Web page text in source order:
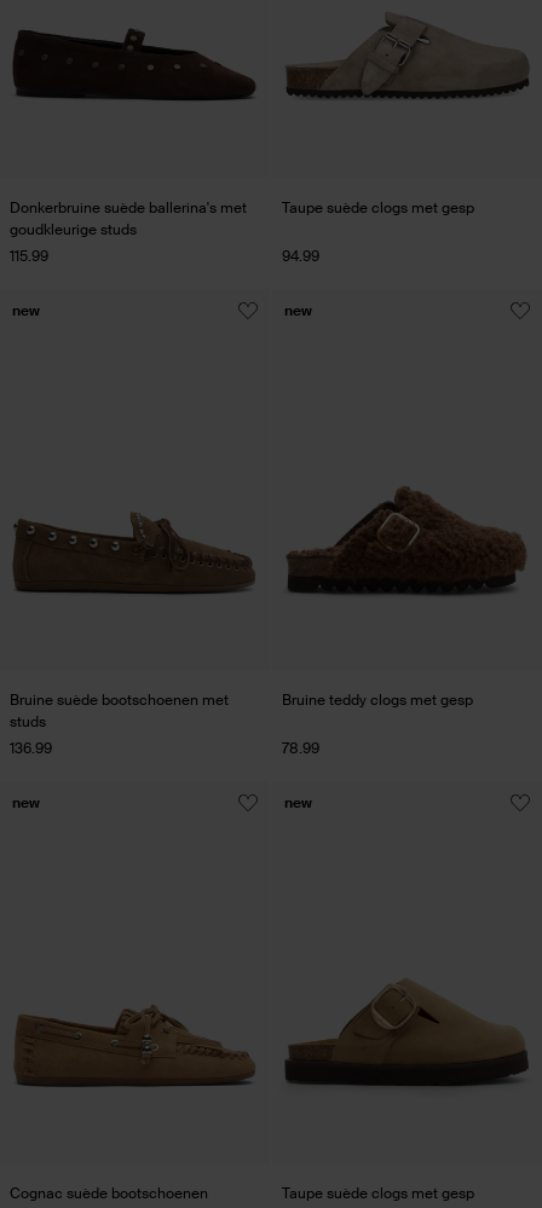
Donkerbruine suède ballerina's met
goudkleurige studs
115.99
Taupe suède clogs met gesp
94.99
Bruine suède bootschoenen met
studs
136.99
new
Bruine teddy clogs met gesp
78.99
new
Cognac suède bootschoenen
new
Taupe suède clogs met gesp
new